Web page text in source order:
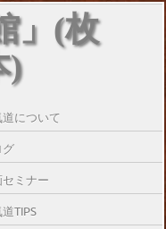
」(枚
)
道について
グ
セミナー
TIPS